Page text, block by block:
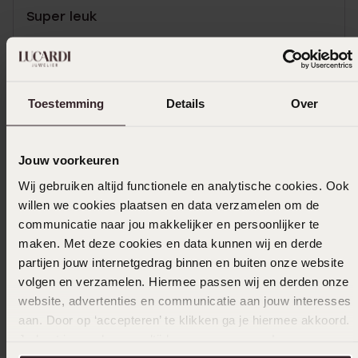
Toestemming Details Over
Jouw voorkeuren
Wij gebruiken altijd functionele en analytische cookies. Ook
willen we cookies plaatsen en data verzamelen om de
communicatie naar jou makkelijker en persoonlijker te
maken. Met deze cookies en data kunnen wij en derde
partijen jouw internetgedrag binnen en buiten onze website
volgen en verzamelen. Hiermee passen wij en derden onze
website, advertenties en communicatie aan jouw interesses
aan. Door op ‘accepteren’ te klikken ga je hiermee akkoord.
Super leuk
Ook leuk voor jou